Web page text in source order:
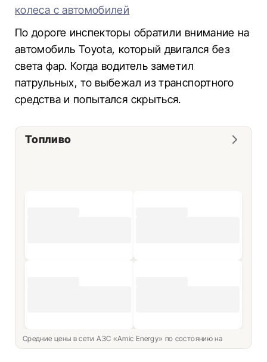
колеса с автомобилей
По дороге инспекторы обратили внимание на
автомобиль Toyota, который двигался без
света фар. Когда водитель заметил
патрульных, то выбежал из транспортного
средства и попытался скрыться.
Топливо
Средние цены в сети АЗС «Amic Energy» по состоянию на